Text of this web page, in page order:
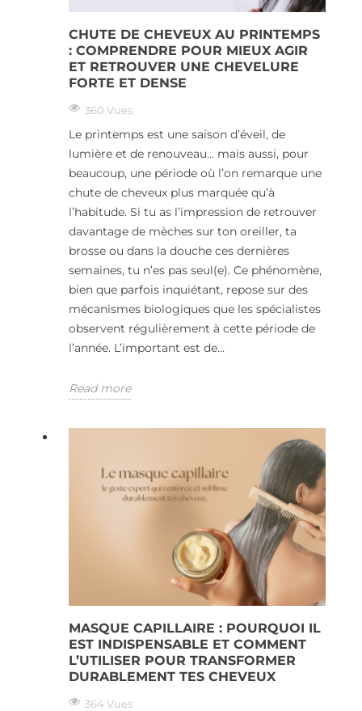
CHUTE DE CHEVEUX AU PRINTEMPS
: COMPRENDRE POUR MIEUX AGIR
ET RETROUVER UNE CHEVELURE
FORTE ET DENSE
360 Vues
Le printemps est une saison d’éveil, de
lumière et de renouveau… mais aussi, pour
beaucoup, une période où l’on remarque une
chute de cheveux plus marquée qu’à
l’habitude. Si tu as l’impression de retrouver
davantage de mèches sur ton oreiller, ta
brosse ou dans la douche ces dernières
semaines, tu n’es pas seul(e). Ce phénomène,
bien que parfois inquiétant, repose sur des
mécanismes biologiques que les spécialistes
observent régulièrement à cette période de
l’année. L’important est de...
Read more
MASQUE CAPILLAIRE : POURQUOI IL
EST INDISPENSABLE ET COMMENT
L’UTILISER POUR TRANSFORMER
DURABLEMENT TES CHEVEUX
364 Vues